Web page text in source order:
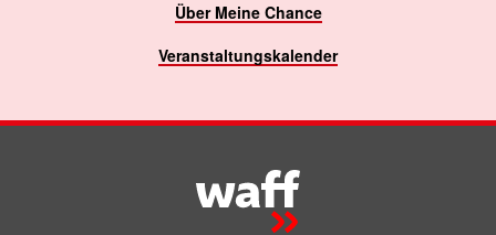
Über Meine Chance
Veranstaltungskalender